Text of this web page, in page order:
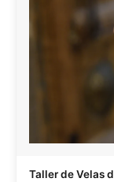
Taller de Velas